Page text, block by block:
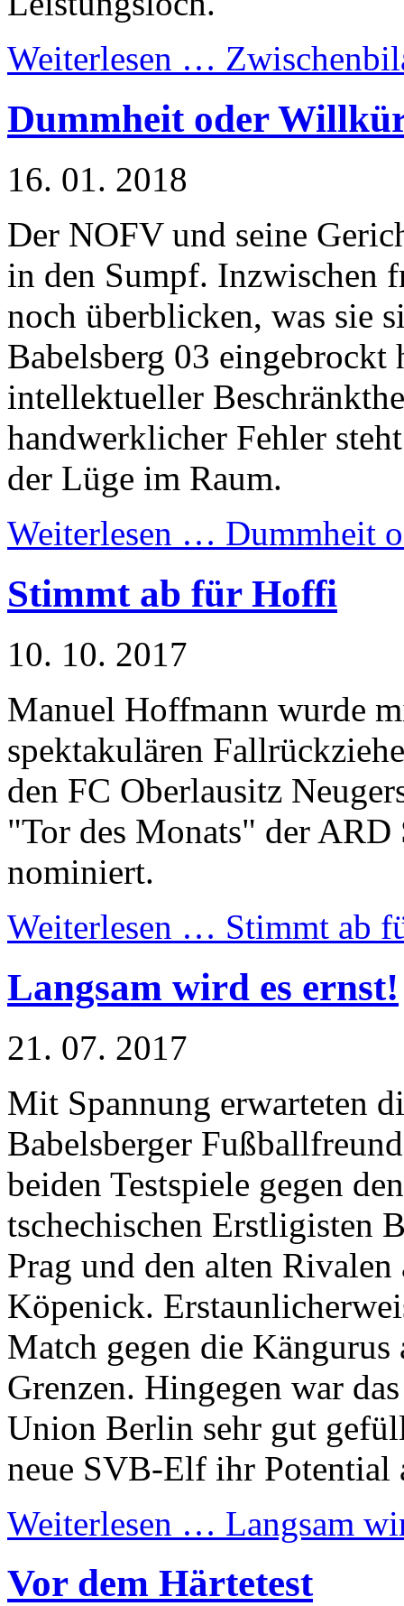
Weiterlesen …
Dummheit oder
16. 01. 2018
Der NOFV und seine
in den Sumpf. Inzwischen
noch überblicken, was sie
Babelsberg 03 eingebrockt
intellektueller
handwerklicher Fehler
der Lüge im Raum.
Weiterlesen … Dummheit
Stimmt ab für Hoffi
10. 10. 2017
Manuel Hoffmann wurde
spektakulären
den FC Oberlausitz
"Tor des Monats" der ARD
nominiert.
Weiterlesen … Stimmt ab
Langsam wird es ernst!
21. 07. 2017
Mit Spannung erwarteten
Babelsberger
beiden Testspiele gegen den
tschechischen Erstligisten
Prag und den alten Rivalen
Köpenick.
Match gegen die Kängurus
Grenzen. Hingegen war
Union Berlin sehr gut
neue SVB-Elf ihr Potential
Weiterlesen … Langsam
Vor dem Härtetest